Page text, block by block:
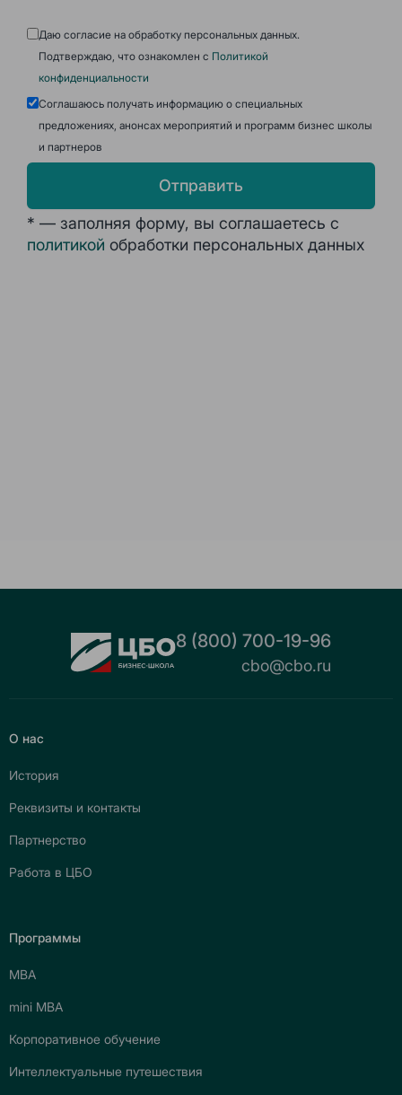
Даю согласие на обработку персональных данных.
Подтверждаю, что ознакомлен с Политикой
конфиденциальности
Соглашаюсь получать информацию о специальных
предложениях, анонсах мероприятий и программ бизнес школы
и партнеров
Отправить
* — заполняя форму, вы соглашаетесь с
политикой обработки персональных данных
8 (800) 700-19-96
cbo@cbo.ru
О нас
История
Реквизиты и контакты
Партнерство
Работа в ЦБО
Программы
МВА
mini МВА
Корпоративное обучение
Интеллектуальные путешествия